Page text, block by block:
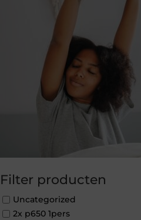
Filter producten
Uncategorized
2x p650 1pers